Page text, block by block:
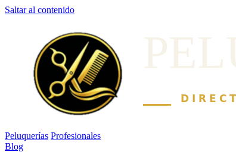
Saltar al contenido
Peluquerías Profesionales
Blog